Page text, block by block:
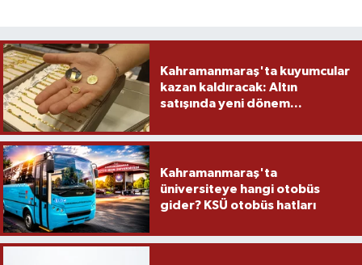
Kahramanmaraş'ta kuyumcular
kazan kaldıracak: Altın
satışında yeni dönem...
Kahramanmaraş'ta
üniversiteye hangi otobüs
gider? KSÜ otobüs hatları